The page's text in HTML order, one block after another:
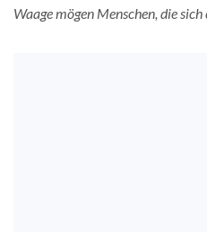
Waage mögen Menschen, die